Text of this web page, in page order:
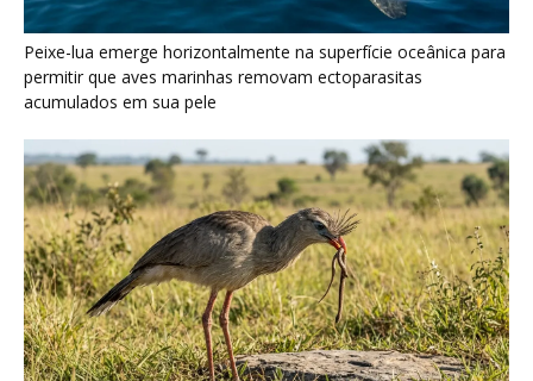
Seriema utiliza pernas longas e arremessa serpentes contra
rochas para subjugar presas peçonhentas nos campos